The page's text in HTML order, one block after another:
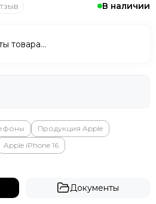
В наличии
товара…
Продукция Apple
Apple iPhone 16
Документы